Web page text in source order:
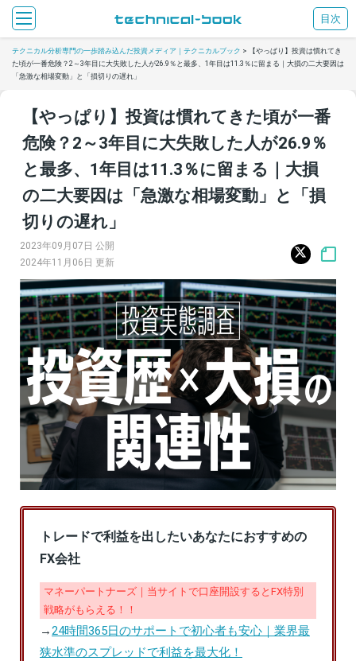
目次
テクニカル分析専門の一歩踏み込んだ投資メディア｜テクニカルブック >
【やっぱり】投資は慣れてき
た頃が一番危険？2～3年目に大失敗した人が26.9％と最多、1年目は11.3％に留まる｜大損の二大要因は
「急激な相場変動」と「損切りの遅れ」
【やっぱり】投資は慣れてきた頃が一番
危険？2～3年目に大失敗した人が26.9％
と最多、1年目は11.3％に留まる｜大損
の二大要因は「急激な相場変動」と「損
切りの遅れ」
2023年09月07日 公開
2024年11月06日 更新
トレードで利益を出したいあなたにおすすめの
FX会社
マネーパートナーズ｜当サイトで口座開設するとFX特別
戦略がもらえる！！
→24時間365日のサポートで初心者も安心｜業界最
狭水準のスプレッドで利益を最大化！